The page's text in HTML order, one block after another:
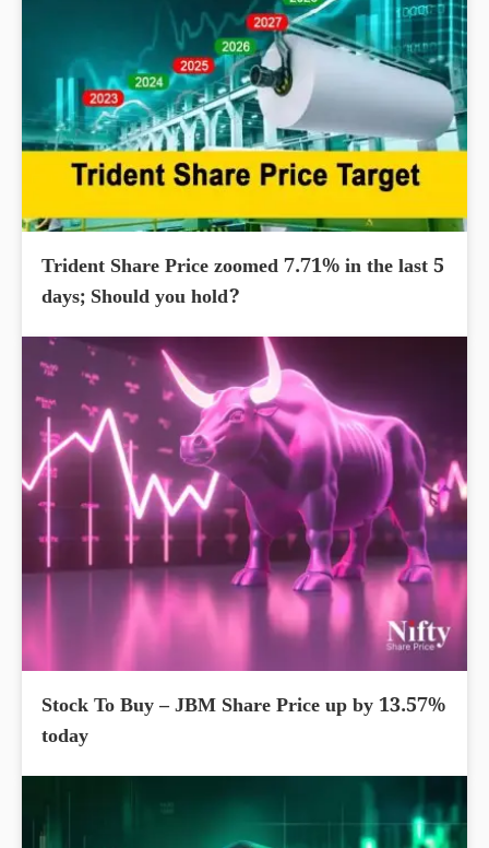
Trident Share Price zoomed 7.71% in the last 5
days; Should you hold?
Stock To Buy – JBM Share Price up by 13.57%
today